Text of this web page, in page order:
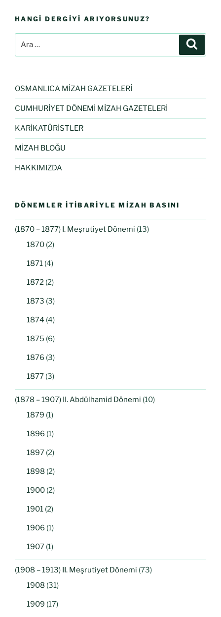
HANGI DERGIYI ARIYORSUNUZ?
OSMANLICA MİZAH GAZETELERİ
CUMHURİYET DÖNEMİ MİZAH GAZETELERİ
KARİKATÜRİSTLER
MİZAH BLOĞU
HAKKIMIZDA
DÖNEMLER İTIBARIYLE MIZAH BASINI
(1870 – 1877) I. Meşrutiyet Dönemi (13)
1870 (2)
1871 (4)
1872 (2)
1873 (3)
1874 (4)
1875 (6)
1876 (3)
1877 (3)
(1878 – 1907) II. Abdülhamid Dönemi (10)
1879 (1)
1896 (1)
1897 (2)
1898 (2)
1900 (2)
1901 (2)
1906 (1)
1907 (1)
(1908 – 1913) II. Meşrutiyet Dönemi (73)
1908 (31)
1909 (17)